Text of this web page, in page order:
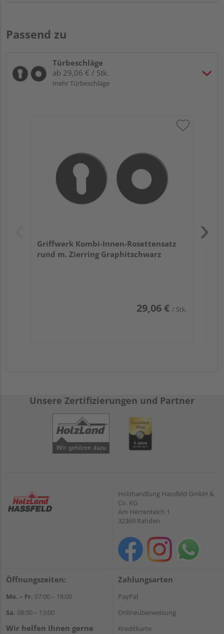
Passend zu
Türbeschläge
ab 29,06 € / Stk.
mehr Türbeschläge
Griffwerk Kombi-Innen-Rosettensatz
rund m. Zierring Graphitschwarz
29,06 € / Stk.
Unsere Zertifizierungen und Partner
Holzhandlung Hassfeld GmbH &
Co. KG
Am Herrenteich 1
32369 Rahden
Öffnungszeiten:
Mo. – Fr. 07:00 – 18:00
Sa. 08:00 – 13:00
Wir helfen Ihnen gerne
Zahlungsarten
PayPal
Onlineüberweisung
Kreditkarte